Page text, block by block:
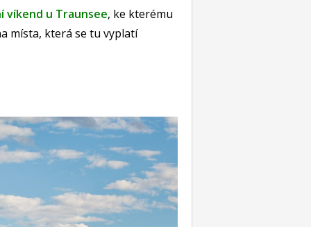
víkend u Traunsee, ke kterému
místa, která se tu vyplatí